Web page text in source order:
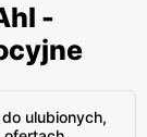
-
ulubionych,